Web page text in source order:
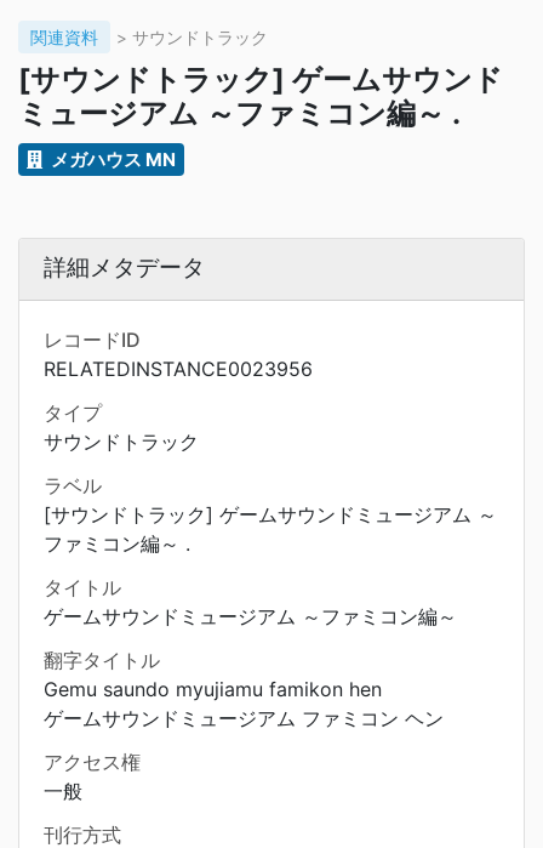
関連資料 > サウンドトラック
[サウンドトラック] ゲームサウンド
ミュージアム ～ファミコン編～ .
メガハウス MN
詳細メタデータ
レコードID
RELATEDINSTANCE0023956
タイプ
サウンドトラック
ラベル
[サウンドトラック] ゲームサウンドミュージアム ～
ファミコン編～ .
タイトル
ゲームサウンドミュージアム ～ファミコン編～
翻字タイトル
Gemu saundo myujiamu famikon hen
ゲームサウンドミュージアム ファミコン ヘン
アクセス権
一般
刊行方式